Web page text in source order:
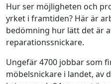
Hur ser möjligheten och
yrket i framtiden? Här är
bedömning hur lätt det är
reparationssnickare.
Ungefär 4700 jobbar som
möbelsnickare i landet, av